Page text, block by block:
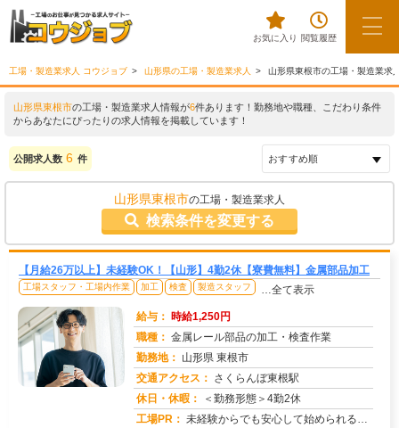
お気に入り 閲覧履歴
工場・製造業求人 コウジョブ 山形県の工場・製造業求人 山形県東根市の工場・製造業求
山形県東根市の工場・製造業求人情報が6件あります！勤務地や職種、こだわり条件
からあなたにぴったりの求人情報を掲載しています！
公開求人数 6 件
山形県東根市の工場・製造業求人
検索条件を変更する
【月給26万以上】未経験OK！【山形】4勤2休【寮費無料】金属部品加工
工場スタッフ・工場内作業 加工 検査 製造スタッフ …全て表示
給与： 時給1,250円
職種： 金属レール部品の加工・検査作業
勤務地： 山形県 東根市
交通アクセス： さくらんぼ東根駅
休日・休暇：
＜勤務形態＞4勤2休
工場PR： 未経験からでも安心して始められるお仕事です！☆スタッフが自信を持って紹介する、魅力あふれる職場です！→未経験の方、...